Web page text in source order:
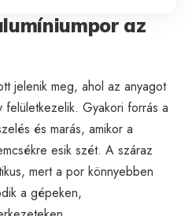
az
jelenik meg, ahol az anyagot
felületkezelik. Gyakori forrás a
és marás, amikor a
esik szét. A száraz
mert a por könnyebben
a gépeken,